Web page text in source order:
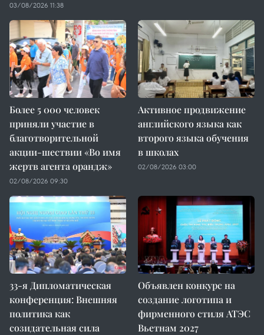
03/08/2026 11:38
Более 5 000 человек
приняли участие в
благотворительной
акции-шествии «Во имя
жертв агента орандж»
02/08/2026 09:30
Активное продвижение
английского языка как
второго языка обучения
в школах
02/08/2026 03:00
33-я Дипломатическая
конференция: Внешняя
политика как
созидательная сила
Объявлен конкурс на
создание логотипа и
фирменного стиля АТЭС
Вьетнам 2027